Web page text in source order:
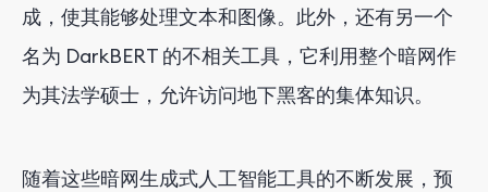
成，使其能够处理文本和图像。此外，还有另一个
名为 DarkBERT 的不相关工具，它利用整个暗网作
为其法学硕士，允许访问地下黑客的集体知识。
随着这些暗网生成式人工智能工具的不断发展，预